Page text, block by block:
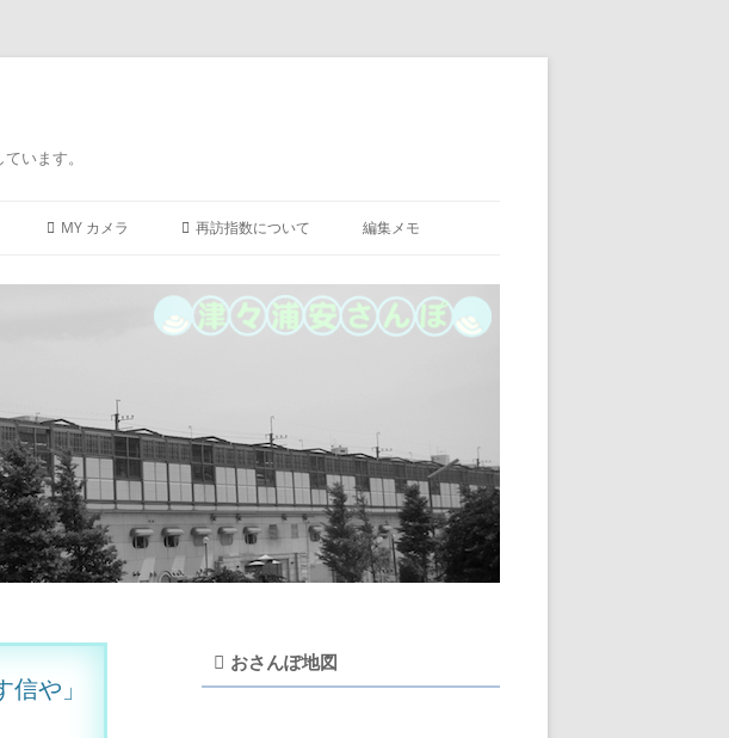
います。
MY カメラ
PENTAX HD DA35MMF2.8 MACRO
FUJIFILM X-A1 プレミアムホワイト XF18MM F2 R
再訪指数について 編集メモ
や」
おさんぽ地図